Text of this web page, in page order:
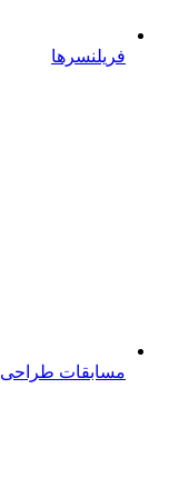
فریلنسرها
مسابقات طراحی